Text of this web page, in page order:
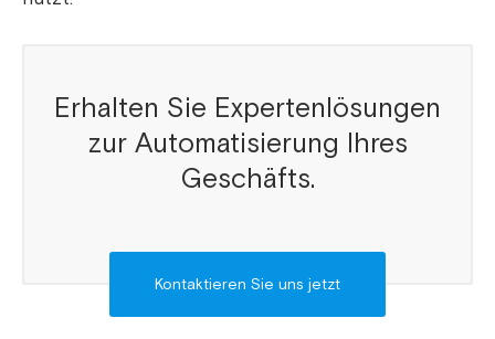
Erhalten Sie Expertenlösungen
zur Automatisierung Ihres
Geschäfts.
Kontaktieren Sie uns jetzt